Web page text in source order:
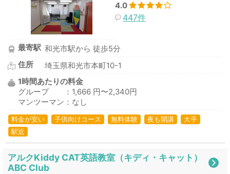
4.0
447件
最寄駅 和光市駅から 徒歩5分
住所
埼玉県和光市本町10-1
1時間あたりの料金
グループ ：1,666 円〜2,340円
マンツーマン：なし
料金が安い 子供向けコース 無料体験 夜も開講
大手
駅近
アルクKiddy CAT英語教室（キディ・キャット）
ABC Club